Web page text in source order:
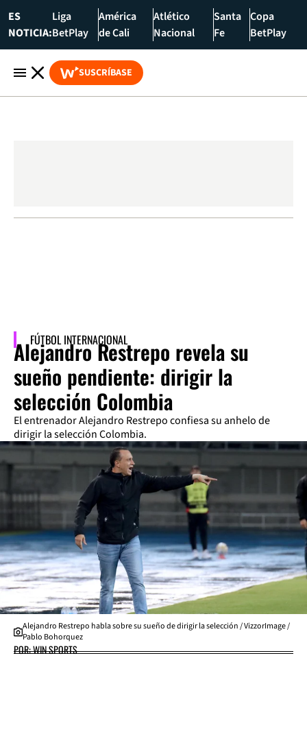
ES
NOTICIA:
Liga
BetPlay
América
de Cali
Atlético
Nacional
Santa
Fe
Copa
BetPlay
SUSCRÍBASE
FÚTBOL INTERNACIONAL
Alejandro Restrepo revela su
sueño pendiente: dirigir la
selección Colombia
El entrenador Alejandro Restrepo confiesa su anhelo de
dirigir la selección Colombia.
Alejandro Restrepo habla sobre su sueño de dirigir la selección / VizzorImage /
Pablo Bohorquez
POR: WIN SPORTS